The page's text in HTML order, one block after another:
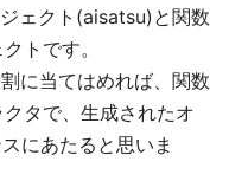
ェクト(aisatsu)と関数
トです。
に当てはめれば、関数
タで、生成されたオ
にあたると思いま